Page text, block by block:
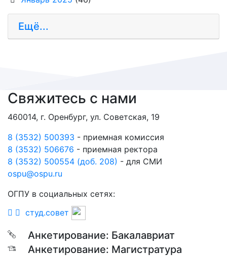
Ещё...
Свяжитесь с нами
460014, г. Оренбург, ул. Советская, 19
8 (3532) 500393 - приемная комиссия
8 (3532) 506676 - приемная ректора
8 (3532) 500554 (доб. 208) - для СМИ
ospu@ospu.ru
ОГПУ в социальных сетях:
студ.совет
Анкетирование: Бакалавриат
Анкетирование: Магистратура